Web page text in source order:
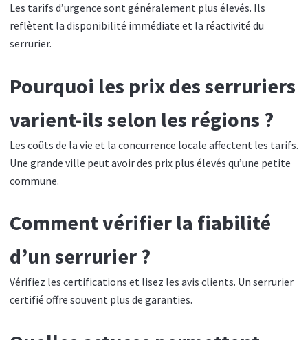
Les tarifs d’urgence sont généralement plus élevés. Ils
reflètent la disponibilité immédiate et la réactivité du
serrurier.
Pourquoi les prix des serruriers
varient-ils selon les régions ?
Les coûts de la vie et la concurrence locale affectent les tarifs.
Une grande ville peut avoir des prix plus élevés qu’une petite
commune.
Comment vérifier la fiabilité
d’un serrurier ?
Vérifiez les certifications et lisez les avis clients. Un serrurier
certifié offre souvent plus de garanties.